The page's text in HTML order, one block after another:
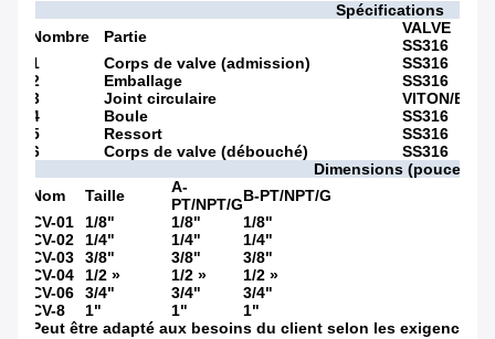
Spécifications
Nombre
Partie
VALVE
SS316
1
Corps de valve (admission)
SS316
2
Emballage
SS316
3
Joint circulaire
VITON/
4
Boule
SS316
5
Ressort
SS316
6
Corps de valve (débouché)
SS316
Dimensions (pouce)
Nom
Taille
A-
PT/NPT/GB-PT/NPT/G
CV-01
1/8" 1/8" 1/8"
CV-02
1/4" 1/4" 1/4"
CV-03
3/8" 3/8" 3/8"
CV-04
1/2 » 1/2 » 1/2 »
CV-06
3/4" 3/4" 3/4"
CV-8
1" 1" 1"
Peut être adapté aux besoins du client selon les exigences